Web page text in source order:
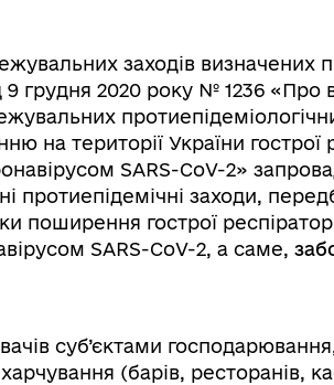
заходів визначених
9 грудня 2020 року № 1236
на території України гострої
SARS-CoV-2»
протиепідемічні заходи,
поширення гострої
SARS-CoV-2, а саме,
суб’єктами
(барів, ресторанів,